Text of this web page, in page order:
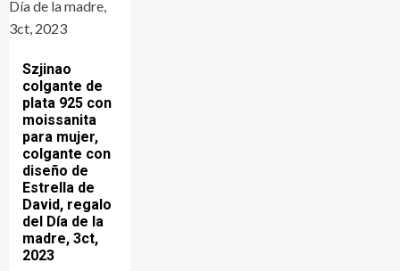
Szjinao
colgante de
plata 925 con
moissanita
para mujer,
colgante con
diseño de
Estrella de
David, regalo
del Día de la
madre, 3ct,
2023